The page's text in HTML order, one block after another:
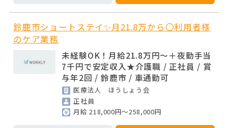
鈴鹿市ショートステイ✨月21.8万から〇利用者様
のケア業務
未経験OK！月給21.8万円〜＋夜勤手当
7千円で安定収入★介護職 / 正社員 / 賞
与年2回 / 鈴鹿市 / 車通勤可
医療法人 ほうしょう会
正社員
月給 218,000円～258,000円